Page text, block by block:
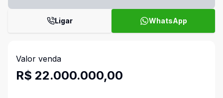
Ligar WhatsApp
Valor venda
R$ 22.000.000,00